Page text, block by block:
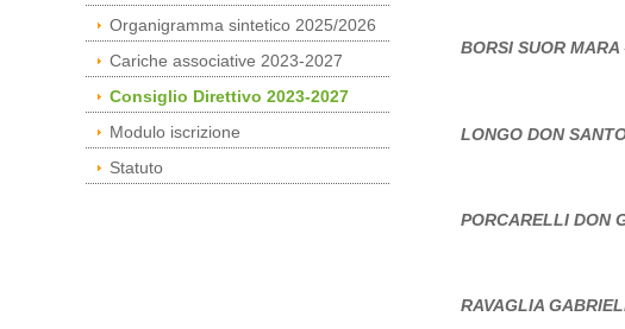
Organigramma sintetico 2025/2026
Cariche associative 2023-2027
Consiglio Direttivo 2023-2027
Modulo iscrizione
Statuto
BORSI SUOR MARA
LONGO DON
PORCARELLI DON
RAVAGLIA